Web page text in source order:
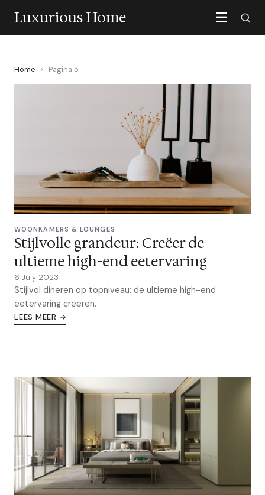
Luxurious Home ☰
Home › Pagina 5
WOONKAMERS & LOUNGES
Stijlvolle grandeur: Creëer de
ultieme high-end eetervaring
6 July 2023
Stijlvol dineren op topniveau: de ultieme high-end
eetervaring creëren.
LEES MEER →